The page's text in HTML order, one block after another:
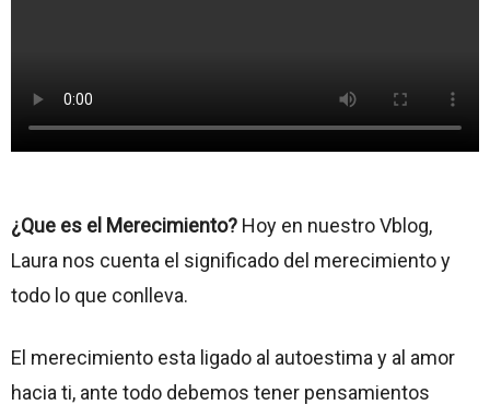
¿Que es el Merecimiento? Hoy en nuestro Vblog,
Laura nos cuenta el significado del merecimiento y
todo lo que conlleva.
El merecimiento esta ligado al autoestima y al amor
hacia ti, ante todo debemos tener pensamientos